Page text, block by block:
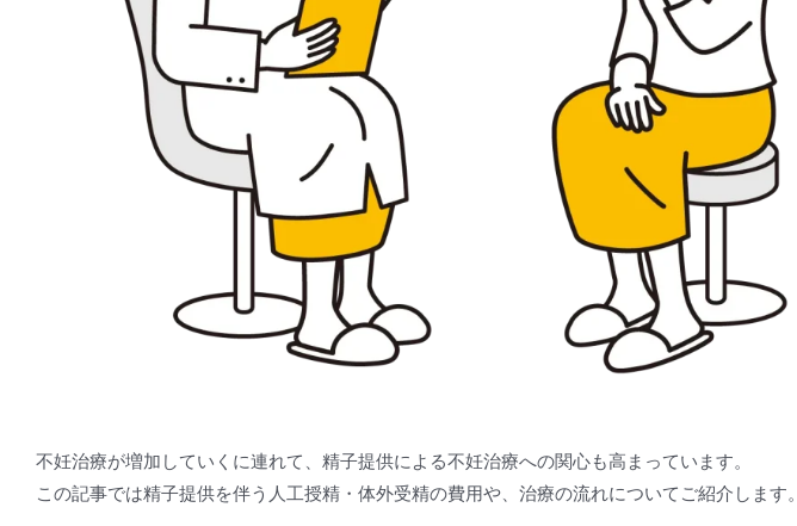
不妊治療が増加していくに連れて、精子提供による不妊治療への関心も高まっています。
この記事では精子提供を伴う人工授精・体外受精の費用や、治療の流れについてご紹介します。